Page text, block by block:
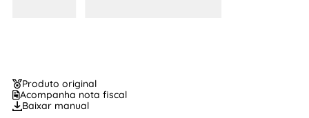
Produto original
Acompanha nota fiscal
Baixar manual